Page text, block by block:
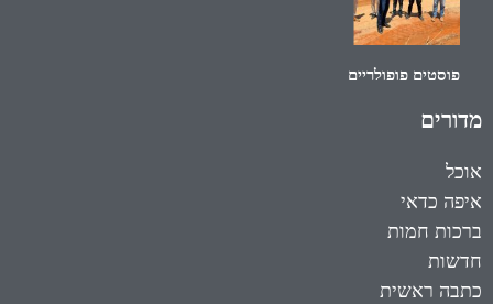
פוסטים פופולריים
מדורים
אוכל
איפה כדאי
ברכות חמות
חדשות
כתבה ראשית